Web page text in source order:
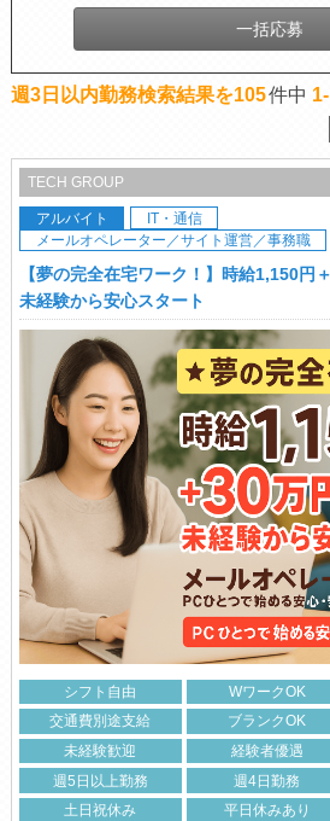
一括応募
週3日以内勤務検索結果を105件中
TECH GROUP
アルバイト
IT・通信
メールオペレーター／サイト運営／事務職
【夢の完全在宅ワーク！】時給1,150円
未経験から安心スタート
シフト自由 WワークOK
交通費別途支給
ブランクOK
未経験歓迎
経験者優遇
週5日以上勤務
週4日勤務
土日祝休み
平日休みあり